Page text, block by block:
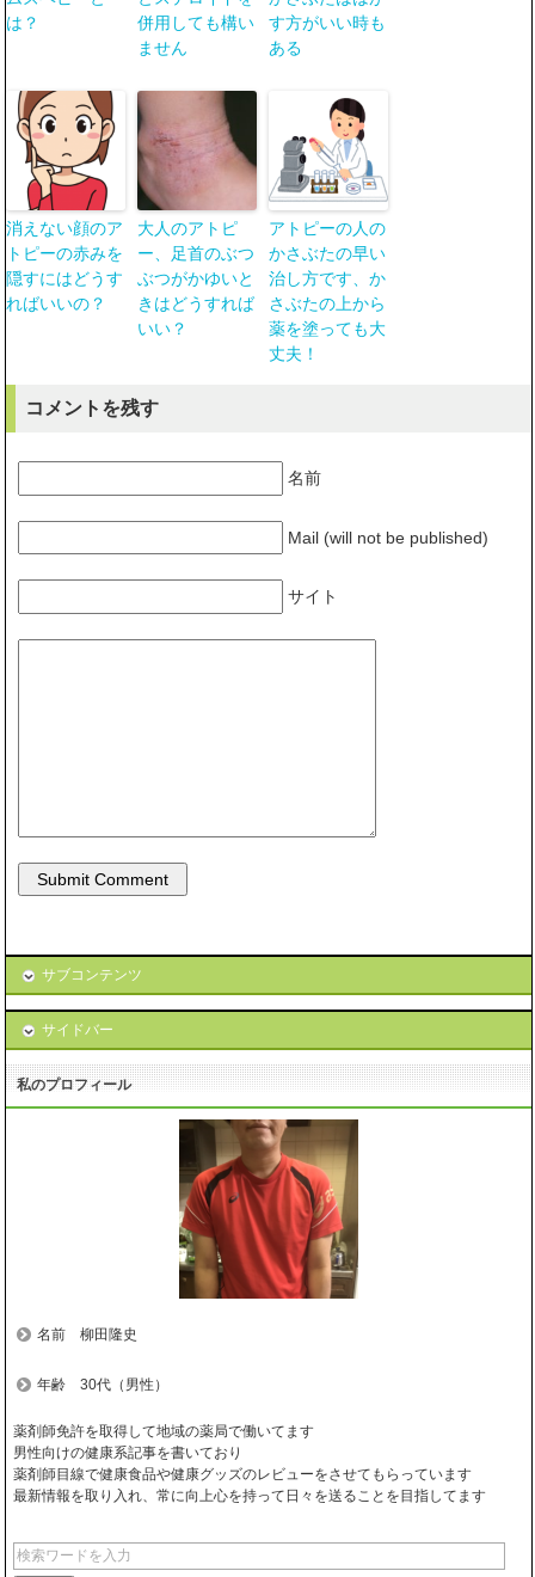
は？
併用しても構い
ません
す方がいい時も
ある
消えない顔のア
トピーの赤みを
隠すにはどうす
ればいいの？
大人のアトピ
ー、足首のぶつ
ぶつがかゆいと
きはどうすれば
いい？
アトピーの人の
かさぶたの早い
治し方です、か
さぶたの上から
薬を塗っても大
丈夫！
コメントを残す
名前
Mail (will not be published)
サイト
サブコンテンツ
サイドバー
私のプロフィール
名前 柳田隆史
年齢 30代（男性）
薬剤師免許を取得して地域の薬局で働いてます
男性向けの健康系記事を書いており
薬剤師目線で健康食品や健康グッズのレビューをさせてもらっています
最新情報を取り入れ、常に向上心を持って日々を送ることを目指してます